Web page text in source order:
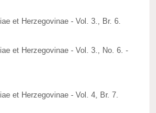
et Herzegovinae - Vol. 3., Br. 6.
et Herzegovinae - Vol. 3., No. 6. -
et Herzegovinae - Vol. 4, Br. 7.